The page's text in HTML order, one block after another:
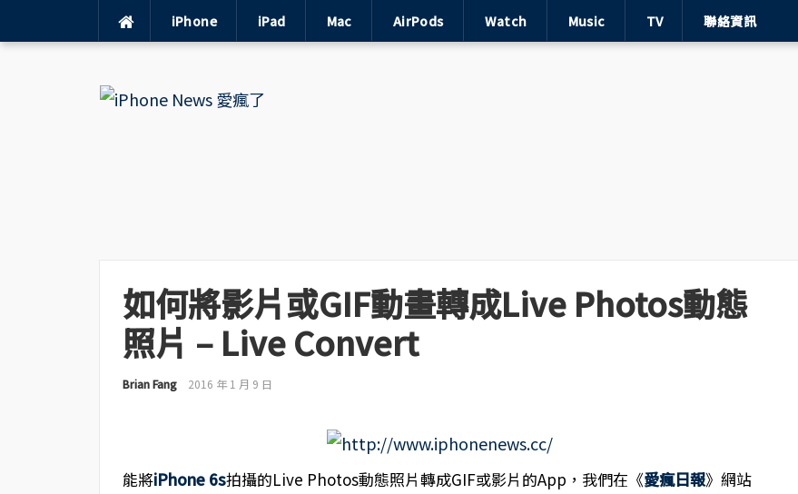
iPhone iPad Mac AirPods Watch Music TV 聯絡資訊
如何將影片或GIF動畫轉成Live Photos動態
照片 – Live Convert
Brian Fang 2016 年 1 月 9 日
能將iPhone 6s拍攝的Live Photos動態照片轉成GIF或影片的App，我們在《愛瘋日報》網站